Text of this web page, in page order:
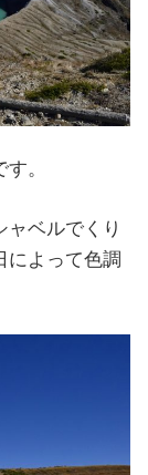
。
ャベルでくり
によって色調